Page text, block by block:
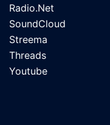
Radio.Net
SoundCloud
Streema
Threads
Youtube